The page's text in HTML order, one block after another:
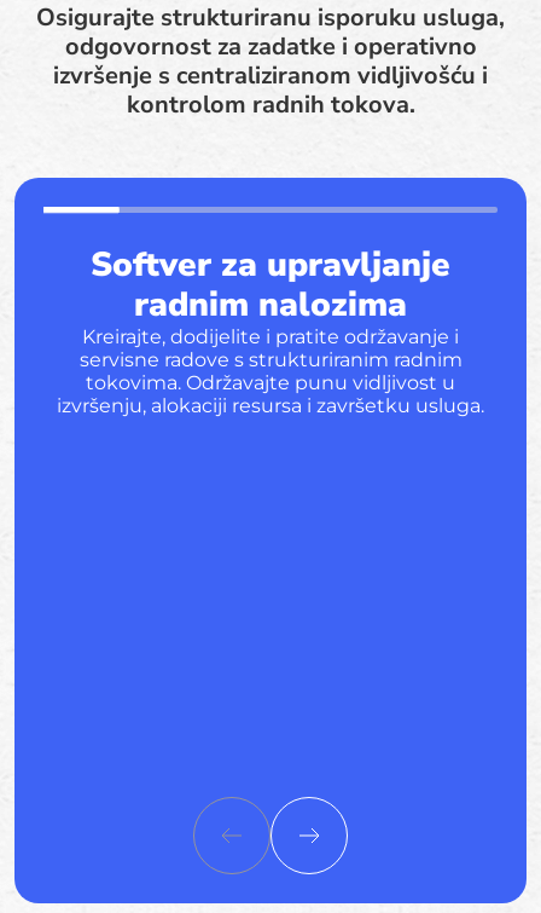
Osigurajte strukturiranu isporuku usluga,
odgovornost za zadatke i operativno
izvršenje s centraliziranom vidljivošću i
kontrolom radnih tokova.
Softver za upravljanje
radnim nalozima
Kreirajte, dodijelite i pratite održavanje i
servisne radove s strukturiranim radnim
tokovima. Održavajte punu vidljivost u
izvršenju, alokaciji resursa i završetku usluga.